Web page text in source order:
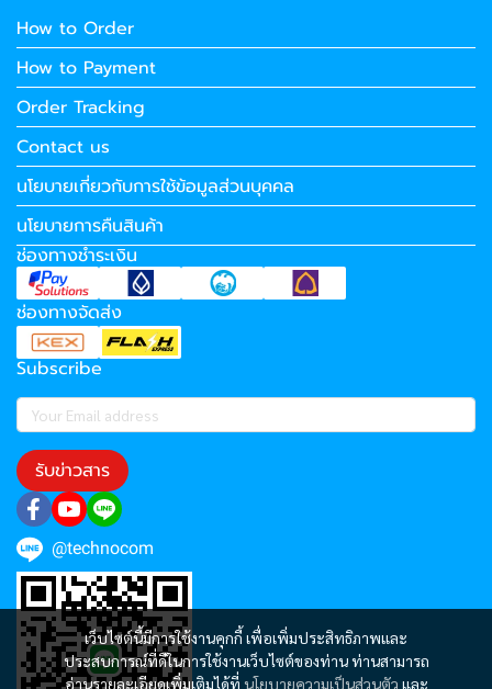
เว็บไซต์นี้มีการใช้งานคุกกี้ เพื่อเพิ่มประสิทธิภาพและ
ประสบการณ์ที่ดีในการใช้งานเว็บไซต์ของท่าน ท่านสามารถ
อ่านรายละเอียดเพิ่มเติมได้ที่ นโยบายความเป็นส่วนตัว และ
How to Order
How to Payment
Order Tracking
Contact us
นโยบายเกี่ยวกับการใช้ข้อมูลส่วนบุคคล
นโยบายการคืนสินค้า
ช่องทางชำระเงิน
ช่องทางจัดส่ง
Subscribe
รับข่าวสาร
@technocom